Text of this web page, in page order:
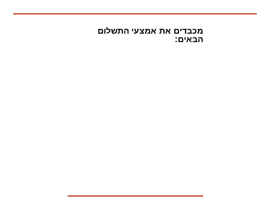
מכבדים את אמצעי התשלום
הבאים: